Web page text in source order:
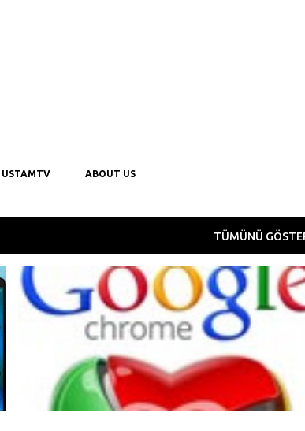
USTAMTV ABOUT US
TÜMÜNÜ
APP BROWSER CHROME EKLENTI GOOGLE
GUVENLIK YENILIK